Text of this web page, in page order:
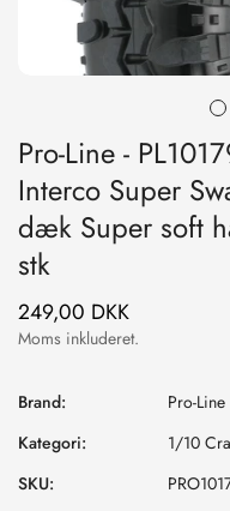
Pro-Line -
Interco Super
dæk Super soft
stk
Normal
pris
249,00 DKK
Moms inkluderet.
Brand:
Pro-Line
Kategori:
1/10
SKU: